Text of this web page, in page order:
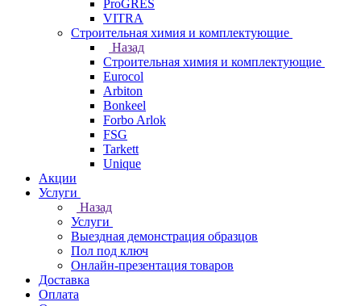
ProGRES
VITRA
Строительная химия и комплектующие
Назад
Строительная химия и комплектующие
Eurocol
Arbiton
Bonkeel
Forbo Arlok
FSG
Tarkett
Unique
Акции
Услуги
Назад
Услуги
Выездная демонстрация образцов
Пол под ключ
Онлайн-презентация товаров
Доставка
Оплата